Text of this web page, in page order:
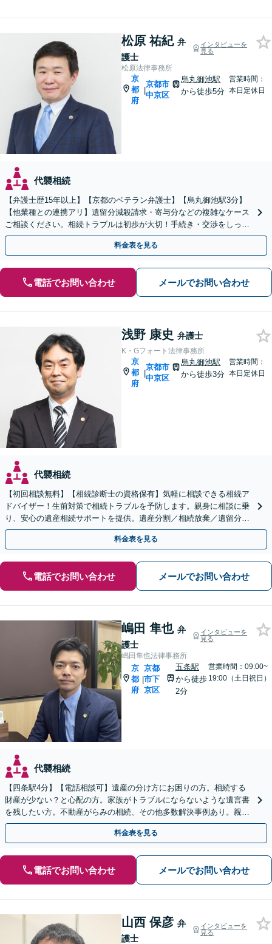
松原 祐紀 弁
護士
インタビューを
見る
松原法律事務所
京
都
府
|
京都市
中京区
烏丸御池駅
から徒歩5分
営業時間：
本日定休日
代襲相続
【弁護士歴15年以上】【京都のベテラン弁護士】【烏丸御池駅3分】
【他業種との連携アリ】遺留分減殺請求・寄与分などの複雑なケース
ご相談ください。相続トラブルは初歩が大切！手続き・交渉をしっか
りとサポートします。【初回面談無料】
料金表を見る
電話でお問い合わせ メールでお問い合わせ
浅野 康史 弁護士
K・Gフォート法律事務所
京
都
府
|
京都市
中京区
烏丸御池駅
から徒歩3分
営業時間：
本日定休日
代襲相続
【初回相談無料】【相続診断士の資格保有】気軽に相談できる相続ア
ドバイザー！生前対策で相続トラブルを予防します。親身に相談に乗
り、安心の遺産相続サポートを提供。遺産分割／相続放棄／遺留分も
お任せ！【出張サポート】【完全個室】【丸太町駅6分】
料金表を見る
電話でお問い合わせ メールでお問い合わせ
嶋田 隼也 弁
護士
インタビューを
見る
嶋田隼也法律事務所
京
都
府
|
京都
市下
京区
五条駅
から徒歩
2分
営業時間：09:00~
19:00（土日祝日）
代襲相続
【四条駅4分】【電話相談可】遺産の分け方にお困りの方。相続する
財産が少ない？と心配の方。家族がトラブルにならないような遺言書
を残したい方。不動産がらみの相続、その他多数解決事例あり。親身
に対応します【夜間・休日面談】【初回相談無料】
料金表を見る
電話でお問い合わせ メールでお問い合わせ
山西 保彦 弁
護士
インタビューを
見る